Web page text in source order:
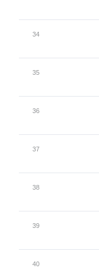
34
35
36
37
38
39
40